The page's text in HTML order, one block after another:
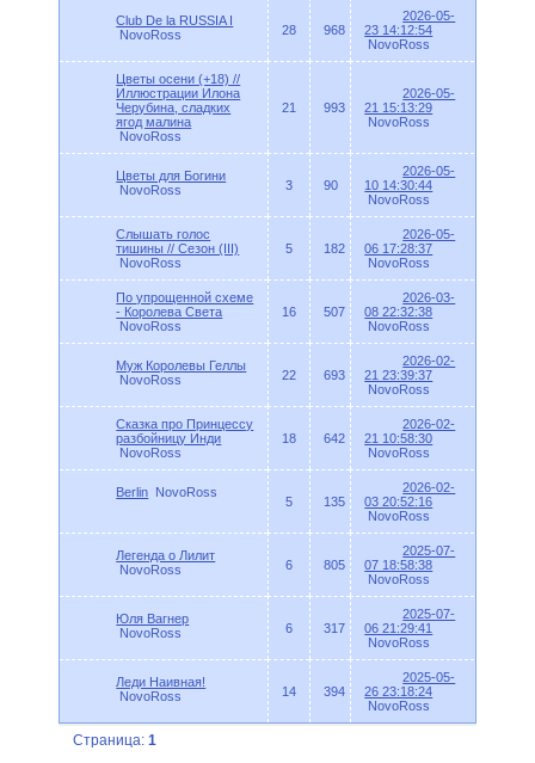
Club De la RUSSIA I
NovoRoss
28 968
2026-05-
23 14:12:54
NovoRoss
Цветы осени (+18) //
Иллюстрации Илона
Черубина, сладких
ягод малина
NovoRoss
21 993
2026-05-
21 15:13:29
NovoRoss
Цветы для Богини
NovoRoss
3 90
2026-05-
10 14:30:44
NovoRoss
Слышать голос
тишины // Сезон (III)
NovoRoss
5 182
2026-05-
06 17:28:37
NovoRoss
По упрощенной схеме
- Королева Света
NovoRoss
16 507
2026-03-
08 22:32:38
NovoRoss
Муж Королевы Геллы
NovoRoss
22 693
2026-02-
21 23:39:37
NovoRoss
Сказка про Принцессу
разбойницу Инди
NovoRoss
18 642
2026-02-
21 10:58:30
NovoRoss
Berlin NovoRoss
5 135
2026-02-
03 20:52:16
NovoRoss
Легенда о Лилит
NovoRoss
6 805
2025-07-
07 18:58:38
NovoRoss
Юля Вагнер
NovoRoss
6 317
2025-07-
06 21:29:41
NovoRoss
Леди Наивная!
NovoRoss
14 394
2025-05-
26 23:18:24
NovoRoss
Страница:1